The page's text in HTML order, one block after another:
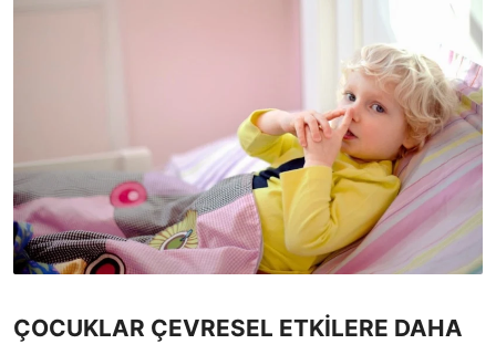
ÇOCUKLAR ÇEVRESEL ETKİLERE DAHA